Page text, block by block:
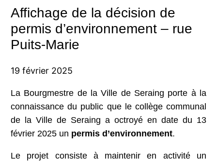
Affichage de la décision de
permis d’environnement – rue
Puits-Marie
19 février 2025
La Bourgmestre de la Ville de Seraing porte à la
connaissance du public que le collège communal
de la Ville de Seraing a octroyé en date du 13
février 2025 un permis d’environnement.
Le projet consiste à maintenir en activité un